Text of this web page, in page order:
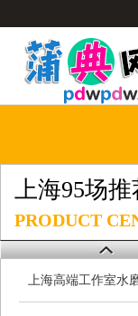
上海95场推
PRODUCT
上海高端工作室水